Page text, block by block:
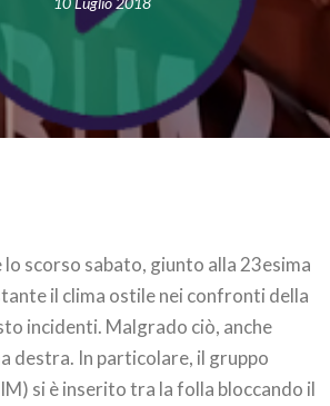
scorso sabato, giunto alla 23esima
il clima ostile nei confronti della
incidenti. Malgrado ciò, anche
destra. In particolare, il gruppo
si è inserito tra la folla bloccando il